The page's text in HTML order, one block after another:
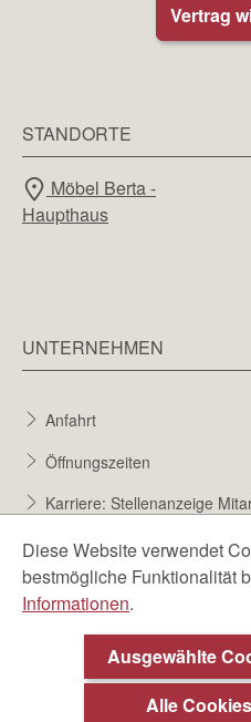
Vertrag
STANDORTE
Möbel Berta -
Haupthaus
UNTERNEHMEN
Anfahrt
Öffnungszeiten
Karriere: Stellenanzeige
Karriere bei Möbel Berta
Bewerbungsformular
Diese Website verwendet
bestmögliche Funktionalität
Informationen.
Ausgewählte
Alle